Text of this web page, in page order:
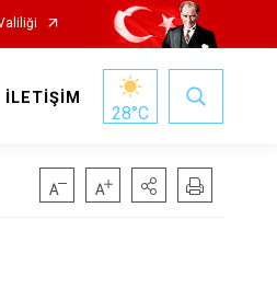
İLETİŞİM
28°C